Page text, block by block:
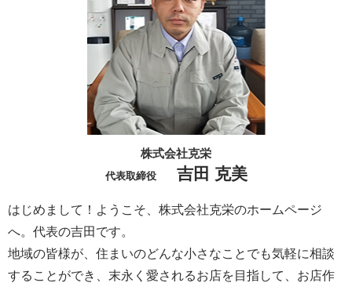
株式会社克栄
代表取締役 吉田 克美
はじめまして！ようこそ、株式会社克栄のホームページ
へ。代表の吉田です。
地域の皆様が、住まいのどんな小さなことでも気軽に相談
することができ、末永く愛されるお店を目指して、お店作